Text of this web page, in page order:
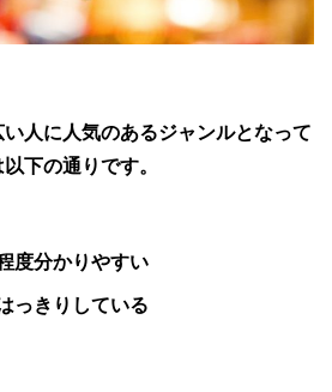
人に人気のあるジャンルとなって
下の通りです。
度分かりやすい
っきりしている